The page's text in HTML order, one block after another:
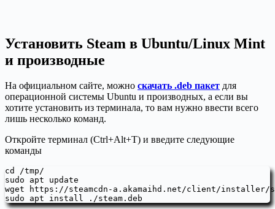
Установить Steam в Ubuntu/Linux Mint
и производные
На официальном сайте, можно скачать .deb пакет для
операционной системы Ubuntu и производных, а если вы
хотите установить из терминала, то вам нужно ввести всего
лишь несколько команд.
Откройте терминал (Ctrl+Alt+T) и введите следующие
команды
cd /tmp/
sudo apt update
wget https://steamcdn-a.akamaihd.net/client/installer/
sudo apt install ./steam.deb